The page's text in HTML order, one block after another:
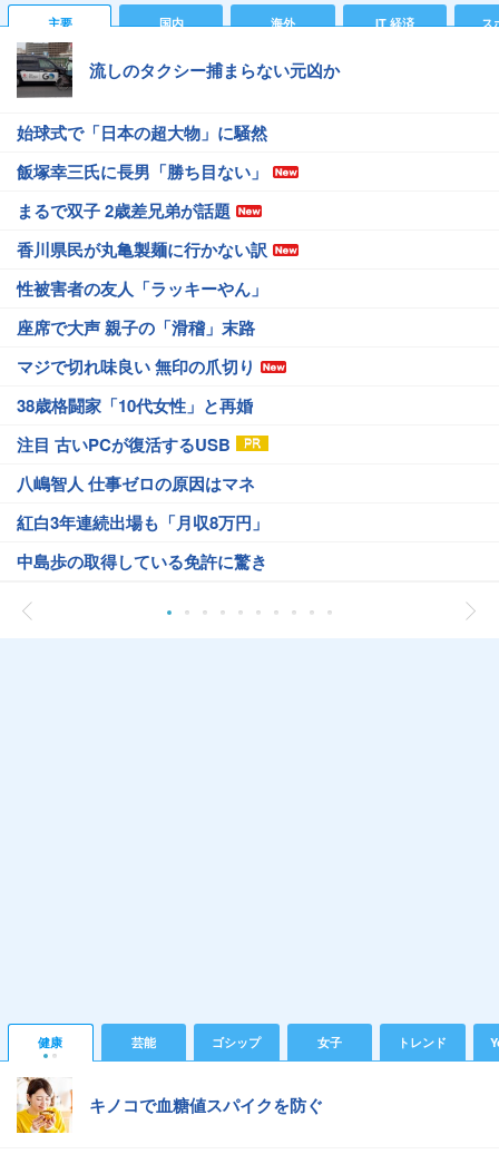
主要 国内 海外 IT 経済 ス
流しのタクシー捕まらない元凶か
始球式で「日本の超大物」に騒然
飯塚幸三氏に長男「勝ち目ない」
まるで双子 2歳差兄弟が話題
香川県民が丸亀製麺に行かない訳
性被害者の友人「ラッキーやん」
座席で大声 親子の「滑稽」末路
マジで切れ味良い 無印の爪切り
38歳格闘家「10代女性」と再婚
注目 古いPCが復活するUSB
八嶋智人 仕事ゼロの原因はマネ
紅白3年連続出場も「月収8万円」
中島歩の取得している免許に驚き
健康 芸能 ゴシップ 女子 トレンド
キノコで血糖値スパイクを防ぐ